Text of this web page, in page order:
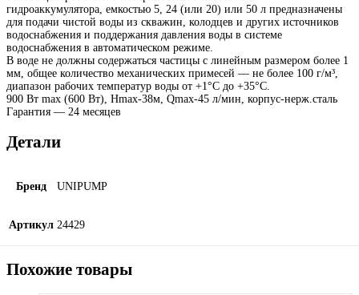
гидроаккумулятора, емкостью 5, 24 (или 20) или 50 л предназначены
для подачи чистой воды из скважин, колодцев и других источников
водоснабжения и поддержания давления воды в системе
водоснабжения в автоматическом режиме.
В воде не должны содержаться частицы с линейным размером более 1
мм, общее количество механических примесей — не более 100 г/м³,
диапазон рабочих температур воды от +1°С до +35°С.
900 Вт max (600 Вт), Hmax-38м, Qmax-45 л/мин, корпус-нерж.сталь
Гарантия — 24 месяцев
Детали
Бренд UNIPUMP
Артикул 24429
Похожие товары